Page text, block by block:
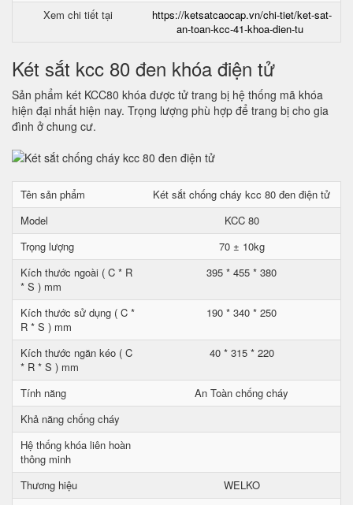
Xem chi tiết tại
https://ketsatcaocap.vn/chi-tiet/ket-sat-
an-toan-kcc-41-khoa-dien-tu
Két sắt kcc 80 đen khóa điện tử
Sản phẩm két KCC80 khóa được tử trang bị hệ thống mã khóa
hiện đại nhất hiện nay. Trọng lượng phù hợp để trang bị cho gia
đình ở chung cư.
Tên sản phẩm
Két sắt chống cháy kcc 80 đen điện tử
Model
KCC 80
Trọng lượng
70 ± 10kg
Kích thước ngoài ( C * R
* S ) mm
395 * 455 * 380
Kích thước sử dụng ( C *
R * S ) mm
190 * 340 * 250
Kích thước ngăn kéo ( C
* R * S ) mm
40 * 315 * 220
Tính năng
An Toàn chống cháy
Khả năng chống cháy
Hệ thống khóa liên hoàn
thông minh
Thương hiệu
WELKO